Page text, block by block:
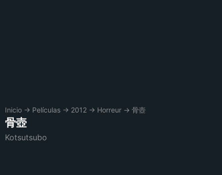
Inicio → Películas → 2012 → Horreur → 骨壺
骨壺
Kotsutsubo